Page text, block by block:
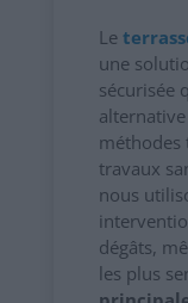
Le
une
sécurisée
méthodes
travaux
nous
dégâts,
les plus